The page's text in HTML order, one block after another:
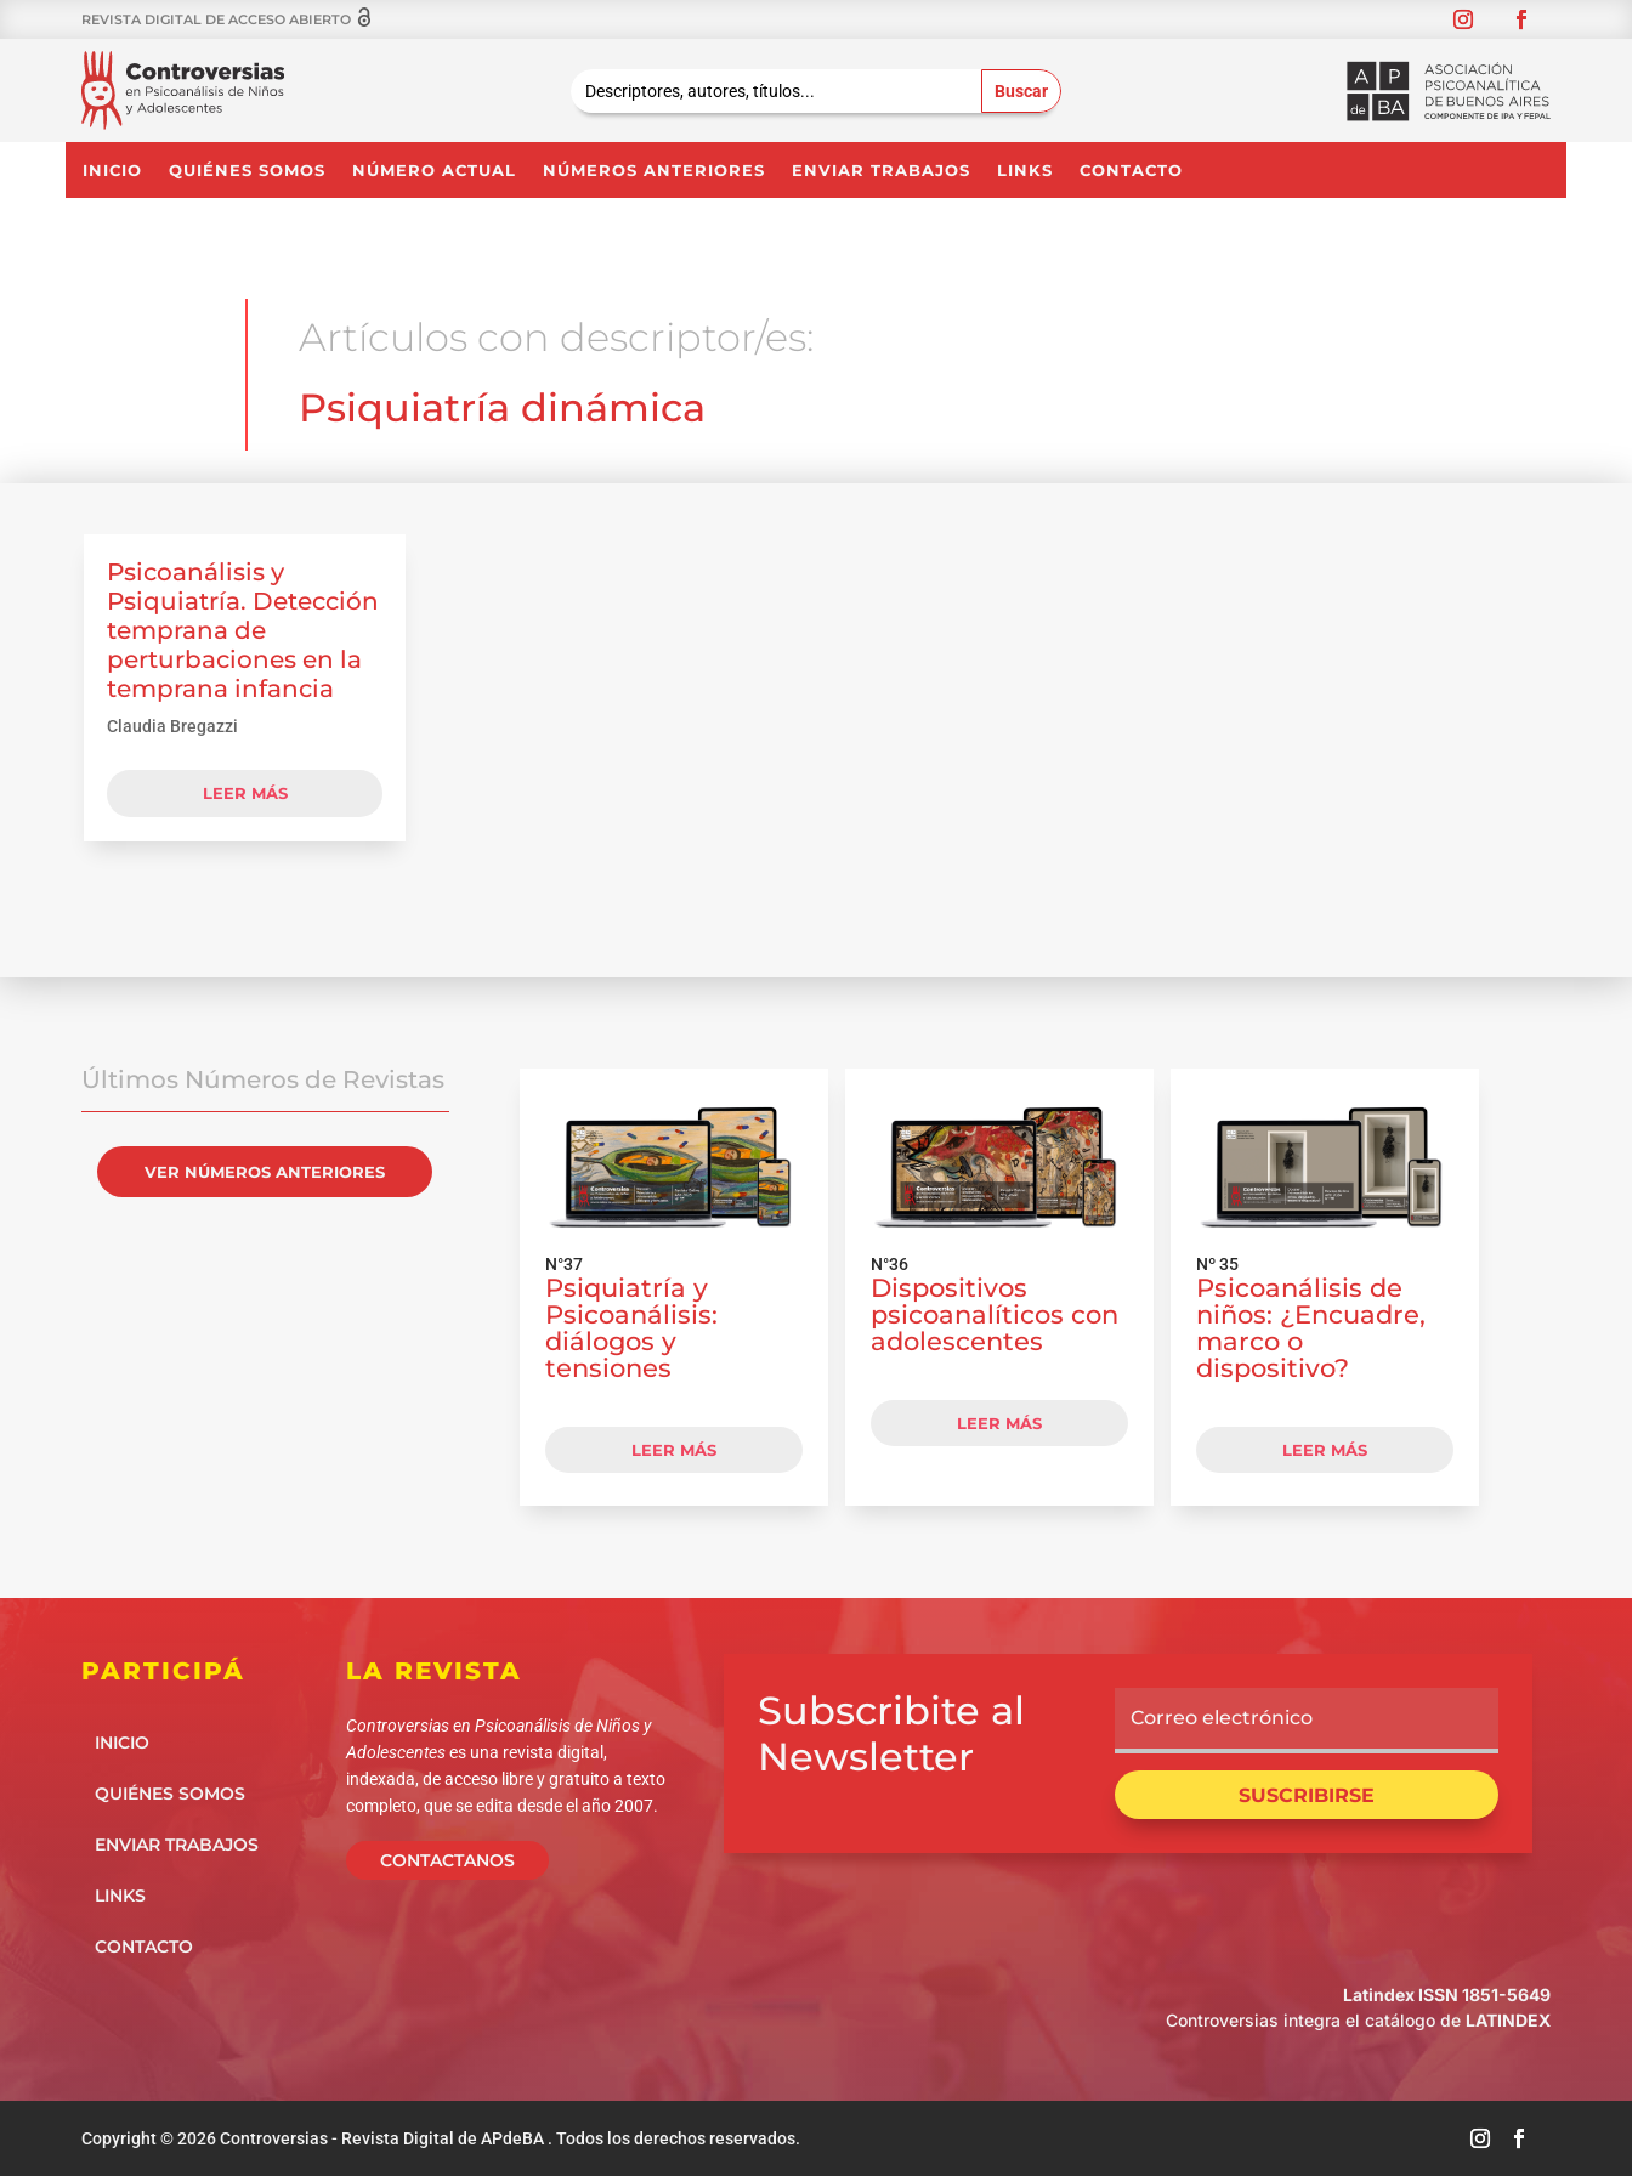
REVISTA DIGITAL DE ACCESO ABIERTO
INICIO QUIÉNES SOMOS NÚMERO ACTUAL NÚMEROS ANTERIORES ENVIAR TRABAJOS LINKS CONTACTO
Artículos con descriptor/es:
Psiquiatría dinámica
Psicoanálisis y
Psiquiatría. Detección
temprana de
perturbaciones en la
temprana infancia
Claudia Bregazzi
LEER MÁS
Últimos Números de Revistas
VER NÚMEROS ANTERIORES
N°37
Psiquiatría y
Psicoanálisis:
diálogos y
tensiones
LEER MÁS
N°36
Dispositivos
psicoanalíticos con
adolescentes
LEER MÁS
Nº 35
Psicoanálisis de
niños: ¿Encuadre,
marco o
dispositivo?
LEER MÁS
PARTICIPÁ
INICIO
QUIÉNES SOMOS
ENVIAR TRABAJOS
LINKS
CONTACTO
LA REVISTA
Controversias en Psicoanálisis de Niños y
Adolescenteses una revista digital,
indexada, de acceso libre y gratuito a texto
completo, que se edita desde el año 2007.
CONTACTANOS
Subscribite al
Newsletter
SUSCRIBIRSE
Latindex ISSN 1851-5649
Controversias integra el catálogo de LATINDEX
Copyright © 2026 Controversias - Revista Digital de APdeBA . Todos los derechos reservados.